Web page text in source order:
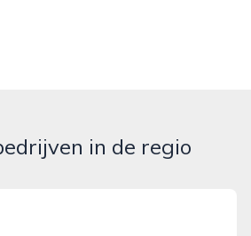
in de regio